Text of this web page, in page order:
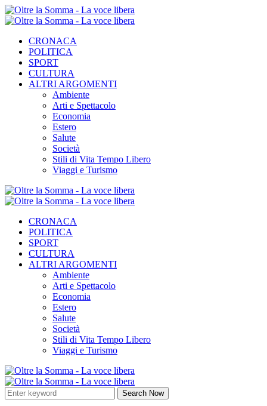
CRONACA
POLITICA
SPORT
CULTURA
ALTRI ARGOMENTI
Ambiente
Arti e Spettacolo
Economia
Estero
Salute
Società
Stili di Vita Tempo Libero
Viaggi e Turismo
CRONACA
POLITICA
SPORT
CULTURA
ALTRI ARGOMENTI
Ambiente
Arti e Spettacolo
Economia
Estero
Salute
Società
Stili di Vita Tempo Libero
Viaggi e Turismo
Search Now